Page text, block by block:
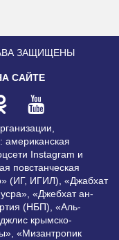
ЗАЩИЩЕНЫ
САЙТЕ
американская
Instagram и
повстанческая
(ИГ, ИГИЛ), «Джабхат
«Джебхат ан-
(НБП), «Аль-
крымско-
«Мизантропик